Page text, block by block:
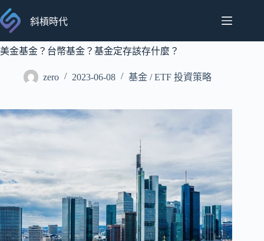
跳
至
要
斜槓時代
美金基金？台幣基金？基金定存該存什麼？
zero 2023-06-08 基金 / ETF 投資策略